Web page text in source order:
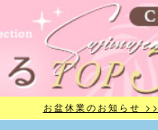
お盆休業のお知らせ >>